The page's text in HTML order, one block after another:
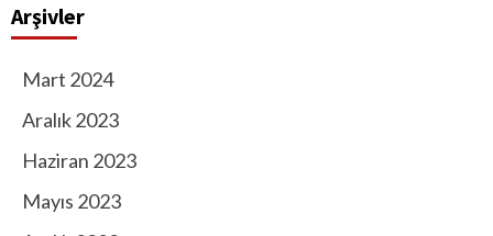
Arşivler
Mart 2024
Aralık 2023
Haziran 2023
Mayıs 2023